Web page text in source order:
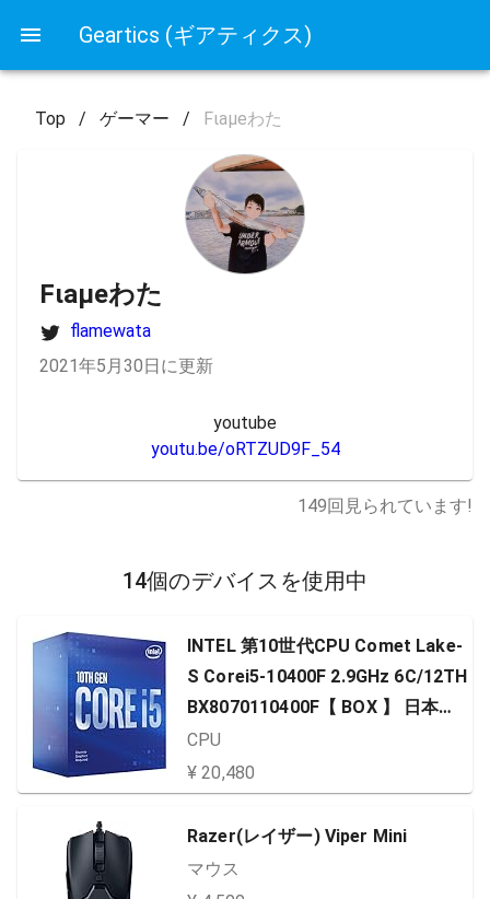
Geartics (ギアティクス)
Top / ゲーマー / Fιaμeわた
Fιaμeわた
flamewata
2021年5月30日に更新
youtu.be/oRTZUD9F_54
149回見られています!
14個のデバイスを使用中
INTEL 第10世代CPU Comet Lake-
S Corei5-10400F 2.9GHz 6C/12TH
BX8070110400F【 BOX 】 日本正
規流通品
CPU
¥ 20,480
Razer(レイザー) Viper Mini
マウス